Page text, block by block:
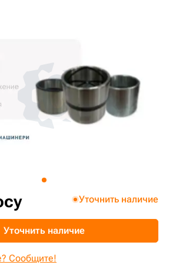
Уточнить наличие
Уточнить наличие
Сообщите!